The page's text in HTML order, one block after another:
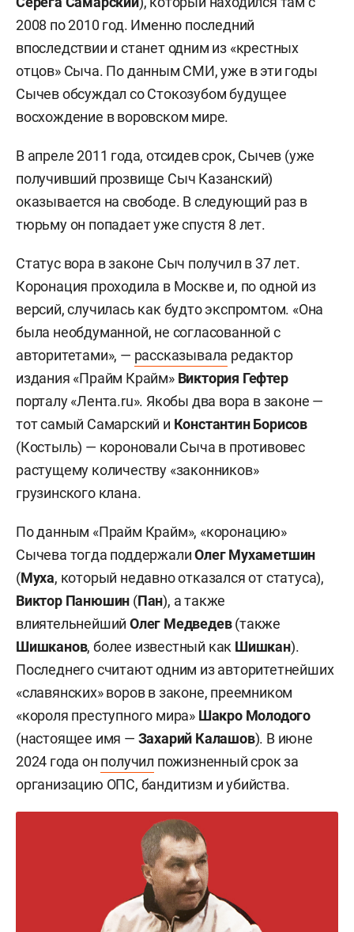
2008 по 2010 год. Именно последний
впоследствии и станет одним из «крестных
отцов» Сыча. По данным СМИ, уже в эти годы
Сычев обсуждал со Стокозубом будущее
восхождение в воровском мире.
В апреле 2011 года, отсидев срок, Сычев (уже
получивший прозвище Сыч Казанский)
оказывается на свободе. В следующий раз в
тюрьму он попадает уже спустя 8 лет.
Статус вора в законе Сыч получил в 37 лет.
Коронация проходила в Москве и, по одной из
версий, случилась как будто экспромтом. «Она
была необдуманной, не согласованной с
авторитетами», — рассказывала редактор
издания «Прайм Крайм» Виктория Гефтер
порталу «Лента.ru». Якобы два вора в законе —
тот самый Самарский и Константин Борисов
(Костыль) — короновали Сыча в противовес
растущему количеству «законников»
грузинского клана.
По данным «Прайм Крайм», «коронацию»
Сычева тогда поддержалиОлег Мухаметшин
(Муха, который недавно отказался от статуса),
Виктор Панюшин (Пан), а также
влиятельнейшийОлег Медведев(также
Шишканов, более известный как Шишкан).
Последнего считают одним из авторитетнейших
«славянских» воров в законе, преемником
«короля преступного мира» Шакро Молодого
(настоящее имя — Захарий Калашов). В июне
2024 года он получил пожизненный срок за
организацию ОПС, бандитизм и убийства.